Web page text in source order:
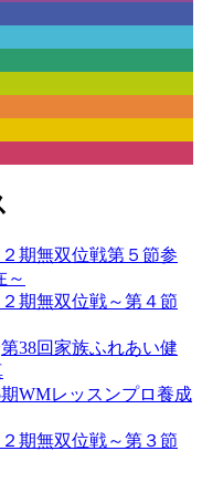
期無双位戦第５節参
～
期無双位戦～第４節
第38回家族ふれあい健
WMレッスンプロ養成
期無双位戦～第３節